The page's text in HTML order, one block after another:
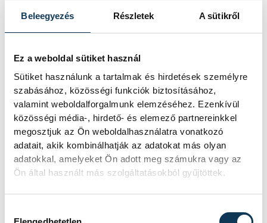
Beleegyezés Részletek A sütikről
Ez a weboldal sütiket használ
Sütiket használunk a tartalmak és hirdetések személyre
szabásához, közösségi funkciók biztosításához,
valamint weboldalforgalmunk elemzéséhez. Ezenkívül
közösségi média-, hirdető- és elemező partnereinkkel
megosztjuk az Ön weboldalhasználatra vonatkozó
adatait, akik kombinálhatják az adatokat más olyan
adatokkal, amelyeket Ön adott meg számukra vagy az
Ön által használt más szolgáltatásokból gyűjtöttek.
korábban nem, vagy csak alig használtunk.
okot.
Halljuk a számokat!
2023-ban több mint 60%-kal emelkedett a
Pannon Egyetemre jelentkezők, és a
felvettek száma egyaránt. Ez az országos
átlag több mint kétszerese, amit ráadásul
úgy értünk el, hogy sok más egyetemmel